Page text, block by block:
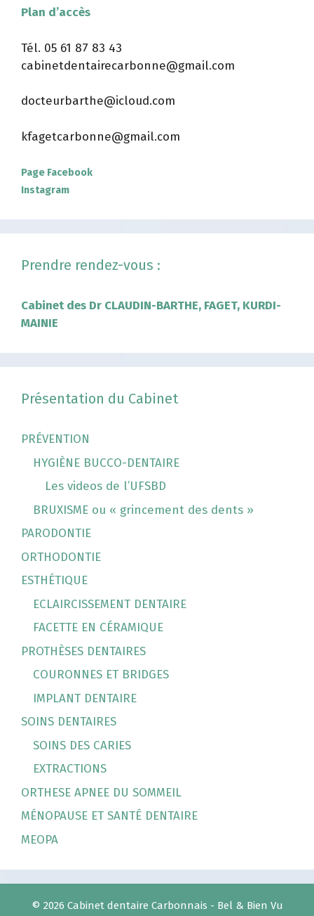
Plan d’accès
Tél. 05 61 87 83 43
cabinetdentairecarbonne@gmail.com
docteurbarthe@icloud.com
kfagetcarbonne@gmail.com
Page Facebook
Instagram
Prendre rendez-vous :
Cabinet des Dr CLAUDIN-BARTHE, FAGET, KURDI-
MAINIE
Présentation du Cabinet
PRÉVENTION
HYGIÈNE BUCCO-DENTAIRE
Les videos de l’UFSBD
BRUXISME ou « grincement des dents »
PARODONTIE
ORTHODONTIE
ESTHÉTIQUE
ECLAIRCISSEMENT DENTAIRE
FACETTE EN CÉRAMIQUE
PROTHÈSES DENTAIRES
COURONNES ET BRIDGES
IMPLANT DENTAIRE
SOINS DENTAIRES
SOINS DES CARIES
EXTRACTIONS
ORTHESE APNEE DU SOMMEIL
MÉNOPAUSE ET SANTÉ DENTAIRE
MEOPA
© 2026 Cabinet dentaire Carbonnais - Bel & Bien Vu